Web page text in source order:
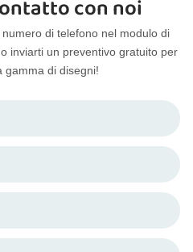
con noi
di telefono nel modulo di
inviarti un preventivo gratuito per
gamma di disegni!